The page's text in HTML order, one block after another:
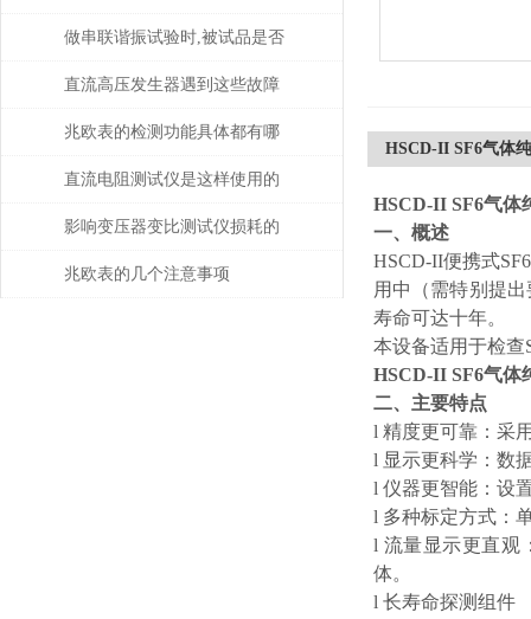
性能和特点
做串联谐振试验时,被试品是否
被击穿该如何判断？
直流高压发生器遇到这些故障
该如何处理？
兆欧表的检测功能具体都有哪
些？
直流电阻测试仪是这样使用的
吗？
影响变压器变比测试仪损耗的
主要因素是什么？
兆欧表的几个注意事项
HSCD-II SF6气体
HSCD-II SF6气体
一、 概述
HSCD-II便携式
用中（需特别提
寿命可达十年。
本设备适用于检查
HSCD-II SF6气体
二、主要特点
l 精度更可靠：采
l 显示更科学：数
l 仪器更智能：设
l 多种标定方式：
l 流量显示更直观
体。
l 长寿命探测组件